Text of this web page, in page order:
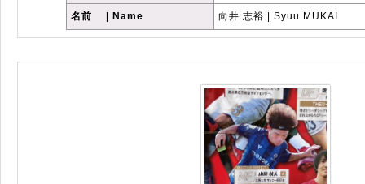
名前 | Name 向井 志裕 | Syuu MUKAI